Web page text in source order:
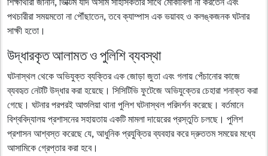
পথচারীরা সময়মতো না পৌঁছাতেন, তবে ক্যাম্পাস এক ভয়াবহ ও কলঙ্কজনক ঘটনার
সাক্ষী হতো।
উদ্ধারকৃত আলামত ও পুলিশি ব্যবস্থা
ঘটনাস্থল থেকে অভিযুক্ত ব্যক্তির এক জোড়া জুতা এবং গলায় পেঁচানোর কাজে
ব্যবহৃত নেটটি উদ্ধার করা হয়েছে। সিসিটিভি ফুটেজে অভিযুক্তের চেহারা শনাক্ত করা
গেছে। ঘটনার পরপরই আশুলিয়া থানা পুলিশ ঘটনাস্থল পরিদর্শন করেছে। বর্তমানে
বিশ্ববিদ্যালয় প্রশাসনের সহায়তায় একটি মামলা দায়েরের প্রস্তুতি চলছে। পুলিশ
প্রশাসন আশ্বস্ত করেছে যে, আধুনিক প্রযুক্তির ব্যবহার করে দ্রুততম সময়ের মধ্যে
আসামিকে গ্রেপ্তার করা হবে।